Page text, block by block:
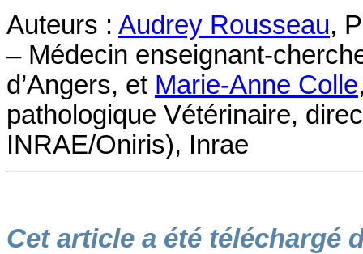
Auteurs : Audrey Rousseau,
– Médecin enseignant-
d’Angers, et Marie-Anne Colle
pathologique Vétérinaire,
INRAE/Oniris), Inrae
Cet article a été téléchargé